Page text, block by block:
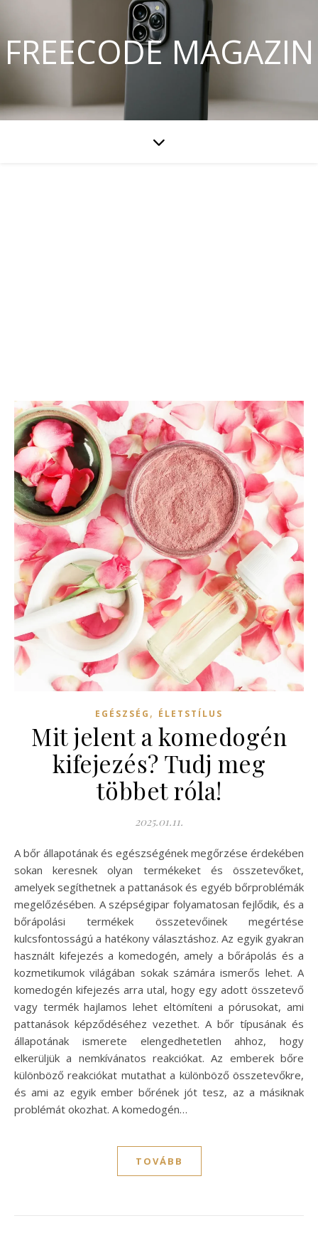
FREECODE MAGAZIN
EGÉSZSÉG , ÉLETSTÍLUS
Mit jelent a komedogén
kifejezés? Tudj meg
többet róla!
2025.01.11.
A bőr állapotának és egészségének megőrzése érdekében
sokan keresnek olyan termékeket és összetevőket,
amelyek segíthetnek a pattanások és egyéb bőrproblémák
megelőzésében. A szépségipar folyamatosan fejlődik, és a
bőrápolási termékek összetevőinek megértése
kulcsfontosságú a hatékony választáshoz. Az egyik gyakran
használt kifejezés a komedogén, amely a bőrápolás és a
kozmetikumok világában sokak számára ismerős lehet. A
komedogén kifejezés arra utal, hogy egy adott összetevő
vagy termék hajlamos lehet eltömíteni a pórusokat, ami
pattanások képződéséhez vezethet. A bőr típusának és
állapotának ismerete elengedhetetlen ahhoz, hogy
elkerüljük a nemkívánatos reakciókat. Az emberek bőre
különböző reakciókat mutathat a különböző összetevőkre,
és ami az egyik ember bőrének jót tesz, az a másiknak
problémát okozhat. A komedogén…
TOVÁBB